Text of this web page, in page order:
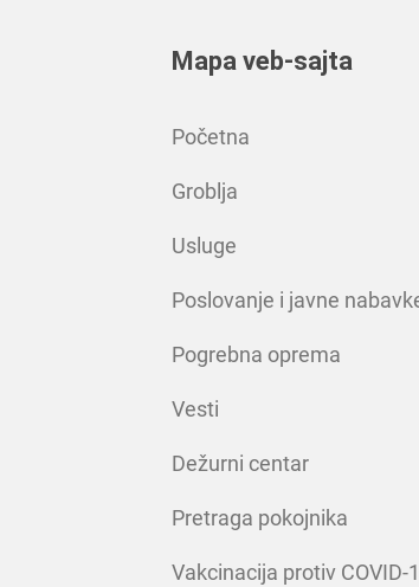
Mapa veb-sajta
Početna
Groblja
Usluge
Poslovanje i javne
Pogrebna oprema
Vesti
Dežurni centar
Pretraga pokojnika
Vakcinacija protiv COVID-